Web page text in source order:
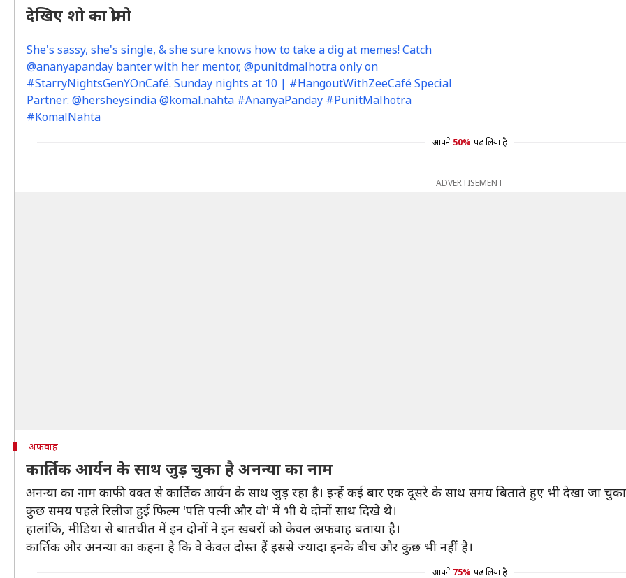
देखिए शो का प्रोमो
She's sassy, she's single, & she sure knows how to take a dig at memes! Catch
@ananyapanday banter with her mentor, @punitdmalhotra only on
#StarryNightsGenYOnCafé. Sunday nights at 10 | #HangoutWithZeeCafé Special
Partner: @hersheysindia @komal.nahta #AnanyaPanday #PunitMalhotra
#KomalNahta
आपने 50% पढ़ लिया है
ADVERTISEMENT
अफवाह
कार्तिक आर्यन के साथ जुड़ चुका है अनन्या का नाम
अनन्या का नाम काफी वक्त से कार्तिक आर्यन के साथ जुड़ रहा है। इन्हें कई बार एक दूसरे के साथ समय बिताते हुए भी देखा जा
कुछ समय पहले रिलीज हुई फिल्म 'पति पत्नी और वो' में भी ये दोनों साथ दिखे थे।
हालांकि, मीडिया से बातचीत में इन दोनों ने इन खबरों को केवल अफवाह बताया है।
कार्तिक और अनन्या का कहना है कि वे केवल दोस्त हैं इससे ज्यादा इनके बीच और कुछ भी नहीं है।
आपने 75% पढ़ लिया है